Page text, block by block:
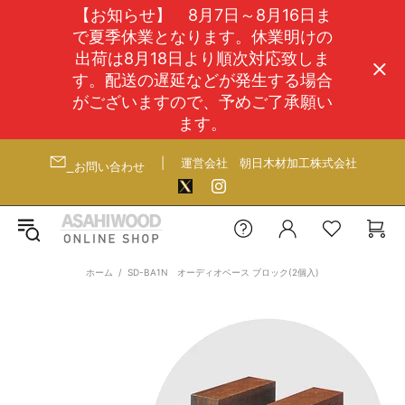
【お知らせ】 8月7日～8月16日ま
で夏季休業となります。休業明けの
出荷は8月18日より順次対応致しま
す。配送の遅延などが発生する場合
がございますので、予めご了承願い
ます。
お問い合わせ 運営会社 朝日木材加工株式会社
ホーム SD-BA1N オーディオベース ブロック(2個入)